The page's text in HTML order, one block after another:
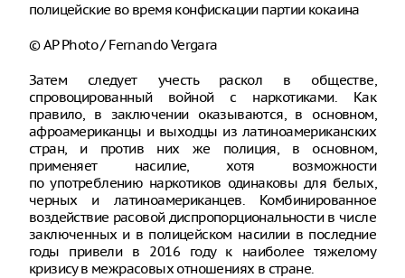
полицейские во время конфискации партии кокаина
© AP Photo / Fernando Vergara
Затем следует учесть раскол в обществе,
спровоцированный войной с наркотиками. Как
правило, в заключении оказываются, в основном,
афроамериканцы и выходцы из латиноамериканских
стран, и против них же полиция, в основном,
применяет насилие, хотя возможности
по употреблению наркотиков одинаковы для белых,
черных и латиноамериканцев. Комбинированное
воздействие расовой диспропорциональности в числе
заключенных и в полицейском насилии в последние
годы привели в 2016 году к наиболее тяжелому
кризису в межрасовых отношениях в стране.